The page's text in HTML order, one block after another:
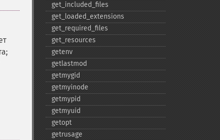
get_​included_​files
get_​loaded_​extensions
get_​required_​files
get_​resources
getenv
getlastmod
getmygid
getmyinode
getmypid
getmyuid
getopt
getrusage